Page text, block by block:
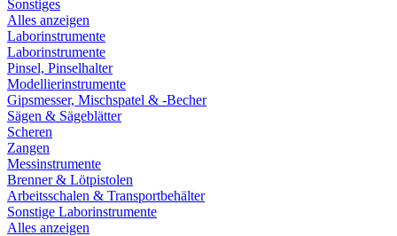
Sonstiges
Alles anzeigen
Laborinstrumente
Laborinstrumente
Pinsel, Pinselhalter
Modellierinstrumente
Gipsmesser, Mischspatel & -Becher
Sägen & Sägeblätter
Scheren
Zangen
Messinstrumente
Brenner & Lötpistolen
Arbeitsschalen & Transportbehälter
Sonstige Laborinstrumente
Alles anzeigen